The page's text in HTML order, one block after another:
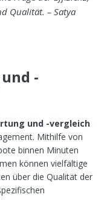
Qualität. – Satya
-
und -vergleich
Mithilfe von
binnen Minuten
können vielfältige
über die Qualität der